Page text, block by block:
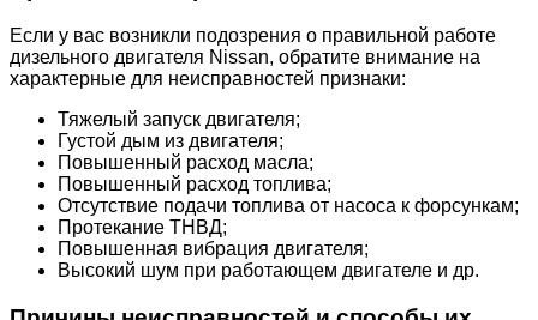
Если у вас возникли подозрения о правильной работе
дизельного двигателя Nissan, обратите внимание на
характерные для неисправностей признаки:
Тяжелый запуск двигателя;
Густой дым из двигателя;
Повышенный расход масла;
Повышенный расход топлива;
Отсутствие подачи топлива от насоса к форсункам;
Протекание ТНВД;
Повышенная вибрация двигателя;
Высокий шум при работающем двигателе и др.